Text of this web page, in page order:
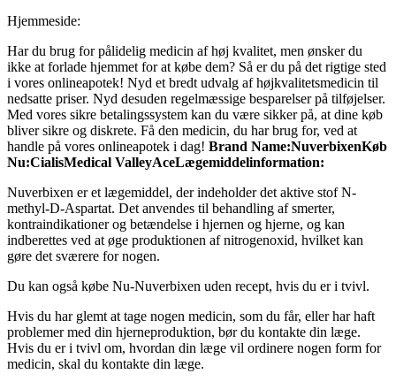
Hjemmeside:
Har du brug for pålidelig medicin af høj kvalitet, men ønsker du
ikke at forlade hjemmet for at købe dem? Så er du på det rigtige sted
i vores onlineapotek! Nyd et bredt udvalg af højkvalitetsmedicin til
nedsatte priser. Nyd desuden regelmæssige besparelser på tilføjelser.
Med vores sikre betalingssystem kan du være sikker på, at dine køb
bliver sikre og diskrete. Få den medicin, du har brug for, ved at
handle på vores onlineapotek i dag! Brand Name:NuverbixenKøb
Nu:CialisMedical ValleyAceLægemiddelinformation:
Nuverbixen er et lægemiddel, der indeholder det aktive stof N-
methyl-D-Aspartat. Det anvendes til behandling af smerter,
kontraindikationer og betændelse i hjernen og hjerne, og kan
indberettes ved at øge produktionen af nitrogenoxid, hvilket kan
gøre det sværere for nogen.
Du kan også købe Nu-Nuverbixen uden recept, hvis du er i tvivl.
Hvis du har glemt at tage nogen medicin, som du får, eller har haft
problemer med din hjerneproduktion, bør du kontakte din læge.
Hvis du er i tvivl om, hvordan din læge vil ordinere nogen form for
medicin, skal du kontakte din læge.